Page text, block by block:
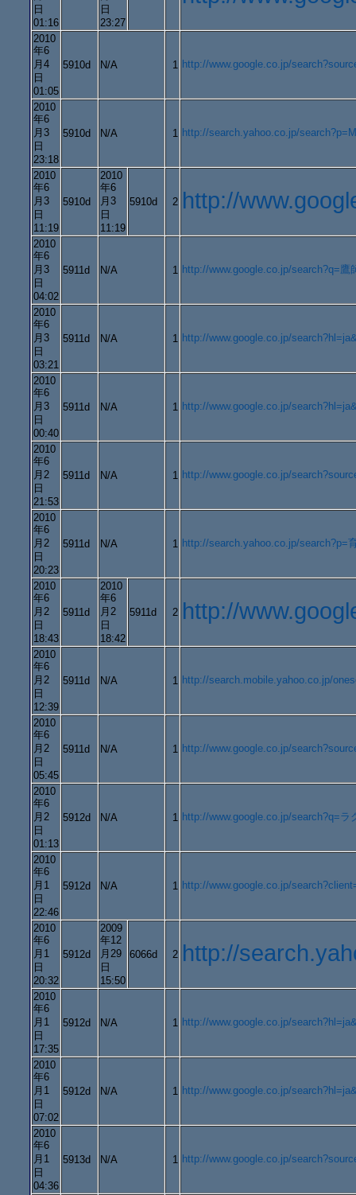
日
01:16
日
23:27
2010
年6
月4
日
01:05
5910d N/A 1 http://www.google.co.jp/
2010
年6
月3
日
23:18
5910d N/A 1 http://search.yahoo.co.jp/
2010
年6
月3
日
11:19
5910d
2010
年6
月3
日
11:19
5910d 2 http://
2010
年6
月3
日
04:02
5911d N/A 1 http://www.google.co.jp/search?q=
2010
年6
月3
日
03:21
5911d N/A 1 http://www.google.co.jp/
2010
年6
月3
日
00:40
5911d N/A 1 http://www.google.co.jp/
2010
年6
月2
日
21:53
5911d N/A 1 http://www.google.co.jp/
2010
年6
月2
日
20:23
5911d N/A 1 http://search.yahoo.co.jp/
2010
年6
月2
日
18:43
5911d
2010
年6
月2
日
18:42
5911d 2 http://
2010
年6
月2
日
12:39
5911d N/A 1 http://search.mobile.yahoo.co.jp/
2010
年6
月2
日
05:45
5911d N/A 1 http://www.google.co.jp/
2010
年6
月2
日
01:13
5912d N/A 1 http://www.google.co.jp/search?q=
2010
年6
月1
日
22:46
5912d N/A 1 http://www.google.co.jp/
2010
年6
月1
日
20:32
5912d
2009
年12
月29
日
15:50
6066d 2 http://
2010
年6
月1
日
17:35
5912d N/A 1 http://www.google.co.jp/
2010
年6
月1
日
07:02
5912d N/A 1 http://www.google.co.jp/
2010
年6
月1
日
04:36
5913d N/A 1 http://www.google.co.jp/